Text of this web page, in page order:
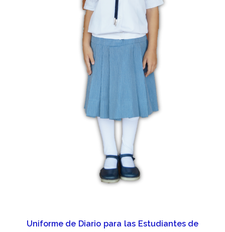
Uniforme de Diario para las Estudiantes de